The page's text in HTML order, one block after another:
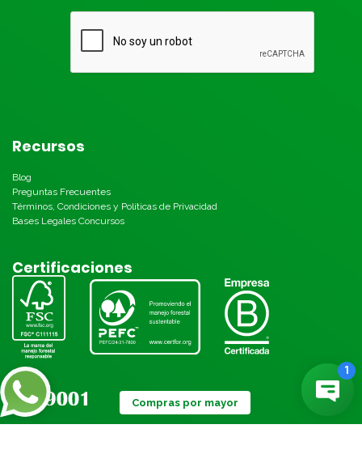
Recursos
Blog
Preguntas Frecuentes
Términos, Condiciones y Políticas de Privacidad
Bases Legales Concursos
Certificaciones
Compras por mayor